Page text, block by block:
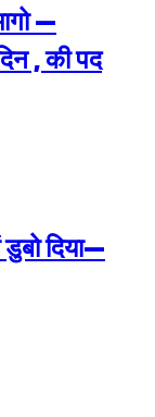
—
, की पद
डुबो दिया—